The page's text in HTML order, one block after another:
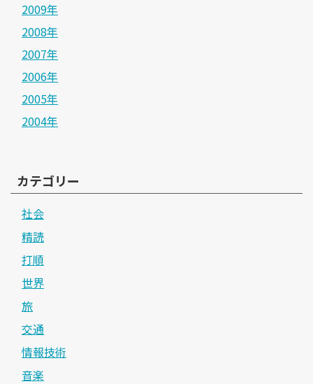
2009年
2008年
2007年
2006年
2005年
2004年
カテゴリー
社会
精読
打順
世界
旅
交通
情報技術
音楽